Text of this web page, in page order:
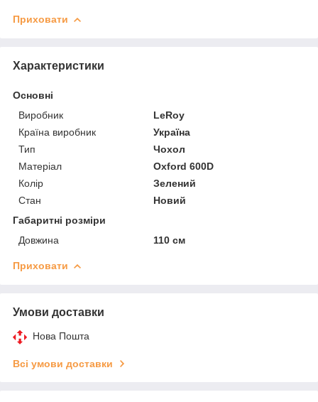
Приховати
Характеристики
Основні
Виробник
LeRoy
Країна виробник
Україна
Тип
Чохол
Матеріал
Oxford 600D
Колір
Зелений
Стан
Новий
Габаритні розміри
Довжина
110 см
Приховати
Умови доставки
Нова Пошта
Всі умови доставки